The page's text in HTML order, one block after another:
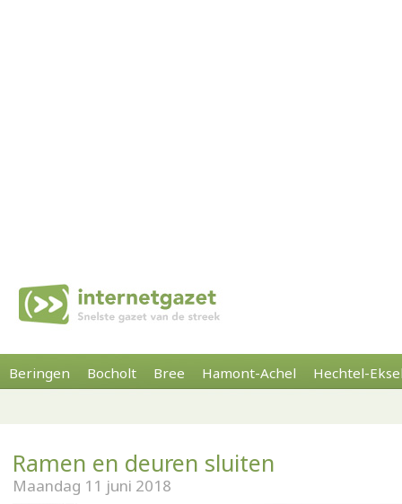
Beringen Bocholt Bree Hamont-Achel Hechtel-
Ramen en deuren sluiten
Maandag 11 juni 2018